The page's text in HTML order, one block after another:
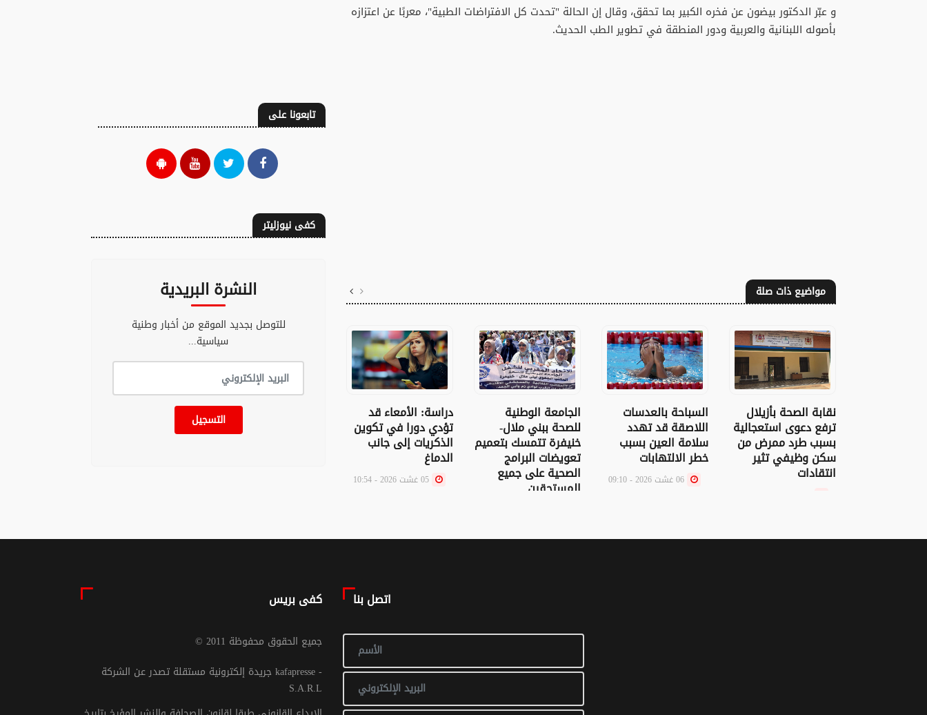
و عبّر الدكتور بيضون عن فخره الكبير بما تحقق، وقال إن الحالة "تحدت كل الافتراضات الطبية"، معربًا عن اعتزازه
بأصوله اللبنانية والعربية ودور المنطقة في تطوير الطب الحديث.
مواضيع ذات صلة
نقابة الصحة بأزيلال
ترفع دعوى استعجالية
بسبب طرد ممرض من
سكن وظيفي تثير
انتقادات
السباحة بالعدسات
اللاصقة قد تهدد
سلامة العين بسبب
خطر الالتهابات
الجامعة الوطنية
للصحة ببني ملال-
خنيفرة تتمسك بتعميم
تعويضات البرامج
الصحية على جميع
المستحقين
دراسة: الأمعاء قد
تؤدي دورا في تكوين
الذكريات إلى جانب
الدماغ
علاج مخصص لارتفاع نجاح عملية زراعة رئتين
للمغربية سلمى بفضل
العناية الملكية
تابعونا على
كفى نيوزليتر
النشرة البريدية
للتوصل بجديد الموقع من أخبار وطنية
سياسية...
التسجيل
كفى بريس
© جميع الحقوق محفوظة 2011
جريدة إلكترونية مستقلة تصدر عن الشركة kafapresse -
S.A.R.L
اتصل بنا